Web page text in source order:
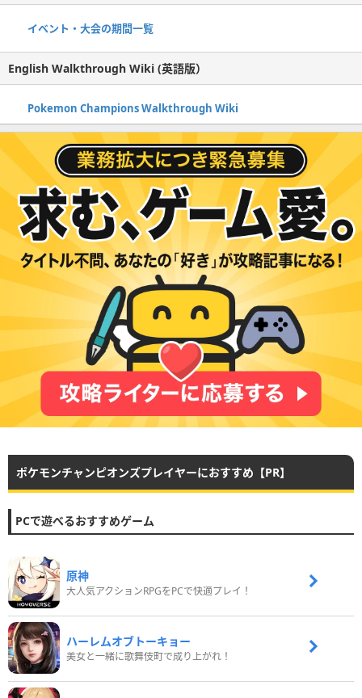
イベント・大会の期間一覧
English Walkthrough Wiki (英語版）
Pokemon Champions Walkthrough Wiki
ポケモンチャンピオンズプレイヤーにおすすめ【PR】
PCで遊べるおすすめゲーム
原神
大人気アクションRPGをPCで快適プレイ！
ハーレムオブトーキョー
美女と一緒に歌舞伎町で成り上がれ！